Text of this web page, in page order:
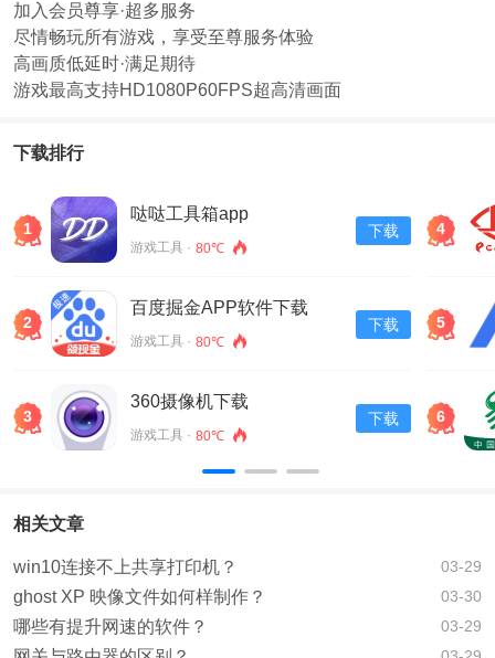
加入会员尊享·超多服务
尽情畅玩所有游戏，享受至尊服务体验
高画质低延时·满足期待
游戏最高支持HD1080P60FPS超高清画面
下载排行
1
哒哒工具箱app
游戏工具 · 80℃
下载
2
百度掘金APP软件下载
游戏工具 · 80℃
下载
3
360摄像机下载
游戏工具 · 80℃
下载
4
5
6
相关文章
win10连接不上共享打印机？ 03-29
ghost XP 映像文件如何样制作？ 03-30
哪些有提升网速的软件？ 03-29